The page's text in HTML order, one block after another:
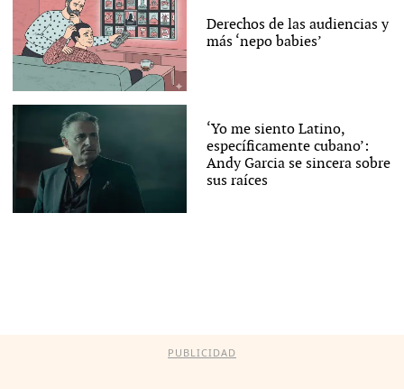
Derechos de las audiencias y
más ‘nepo babies’
‘Yo me siento Latino,
específicamente cubano’:
Andy Garcia se sincera sobre
sus raíces
PUBLICIDAD